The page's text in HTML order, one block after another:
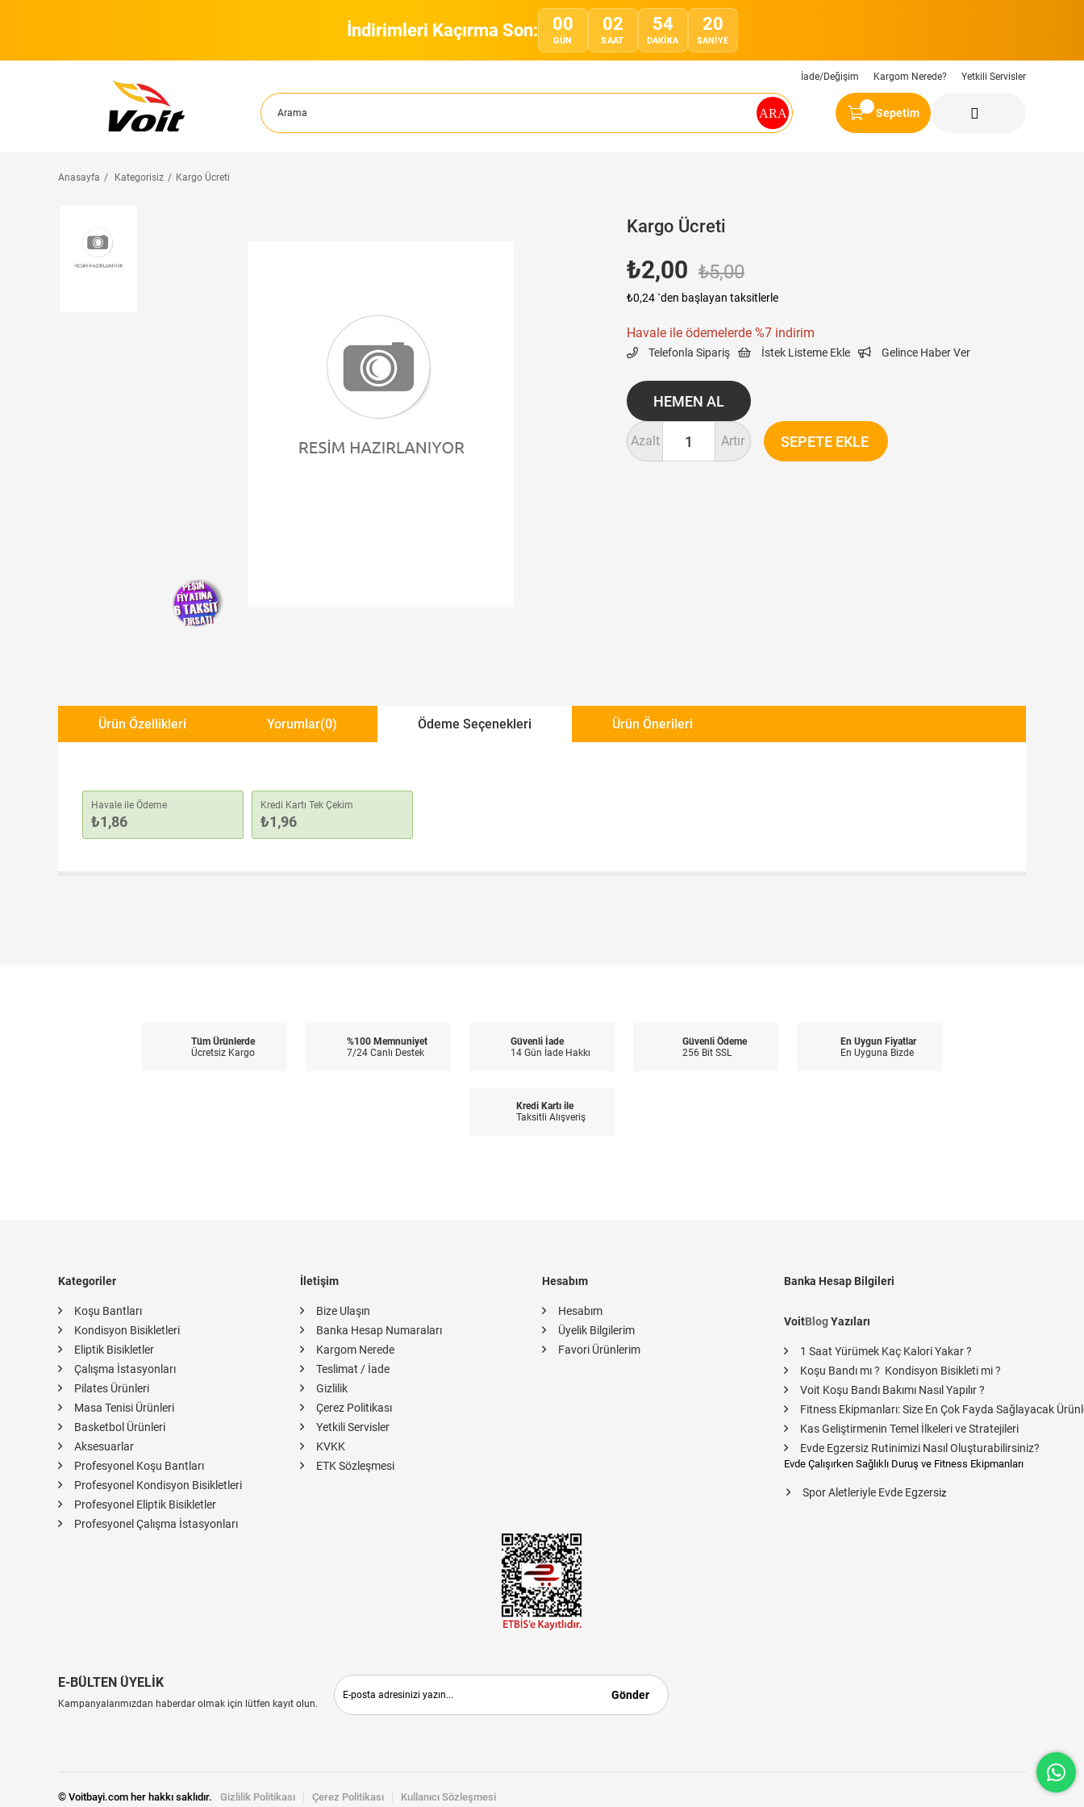
İndirimleri Kaçırma Son: 00
GÜN
02
SAAT
54
DAKIKA
20
SANIYE
İade/Değişim Kargom Nerede? Yetkili Servisler
Sepetim
Anasayfa Kategorisiz Kargo Ücreti
Yeni Ürün
Kargo Ücreti
₺5,00
₺2,00
₺0,24`den başlayan taksitlerle
Havale ile ödemelerde %7 indirim
Telefonla Sipariş İstek Listeme Ekle Gelince Haber Ver
Artır
Azalt
Ürün Özellikleri Yorumlar(0) Ödeme Seçenekleri Ürün Önerileri
Havale ile Ödeme
₺1,86
Kredi Kartı Tek Çekim
₺1,96
Tüm Ürünlerde
Ücretsiz Kargo
%100 Memnuniyet
7/24 Canlı Destek
Güvenli İade
14 Gün İade Hakkı
Güvenli Ödeme
256 Bit SSL
En Uygun Fiyatlar
En Uyguna Bizde
Kredi Kartı ile
Taksitli Alışveriş
Kategoriler
Koşu Bantları
Kondisyon Bisikletleri
Eliptik Bisikletler
Çalışma İstasyonları
Pilates Ürünleri
Masa Tenisi Ürünleri
Basketbol Ürünleri
Aksesuarlar
Profesyonel Koşu Bantları
Profesyonel Kondisyon Bisikletleri
Profesyonel Eliptik Bisikletler
Profesyonel Çalışma İstasyonları
İletişim
Bize Ulaşın
Banka Hesap Numaraları
Kargom Nerede
Teslimat / İade
Gizlilik
Çerez Politikası
Yetkili Servisler
KVKK
ETK Sözleşmesi
Hesabım
Hesabım
Üyelik Bilgilerim
Favori Ürünlerim
Banka Hesap Bilgileri
VoitBlogYazıları
1 Saat Yürümek Kaç Kalori Yakar ?
Koşu Bandı mı ? Kondisyon Bisikleti mi ?
Voit Koşu Bandı Bakımı Nasıl Yapılır ?
Fitness Ekipmanları: Size En Çok Fayda Sağlayacak
Kas Geliştirmenin Temel İlkeleri ve Stratejileri
Evde Egzersiz Rutinimizi Nasıl Oluşturabilirsiniz?
Evde Çalışırken Sağlıklı Duruş ve Fitness Ekipmanları
Spor Aletleriyle Evde Egzersiz
E-BÜLTEN ÜYELİK
Kampanyalarımızdan haberdar olmak için lütfen kayıt olun.
Gönder
© Voitbayi.com her hakkı saklıdır. Gizlilik Politikası Çerez Politikası Kullanıcı Sözleşmesi